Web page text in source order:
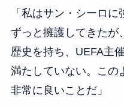
「私はサン・シーロ
ずっと擁護してきたが
歴史を持ち、UEFA主
満たしていない。この
非常に良いことだ」